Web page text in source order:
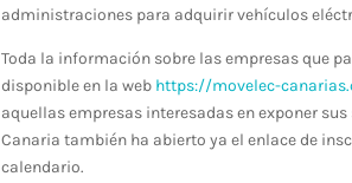
administraciones para adquirir vehículos
Toda la información sobre las empresas que
disponible en la web https://movelec-
aquellas empresas interesadas en exponer
Canaria también ha abierto ya el enlace de
calendario.